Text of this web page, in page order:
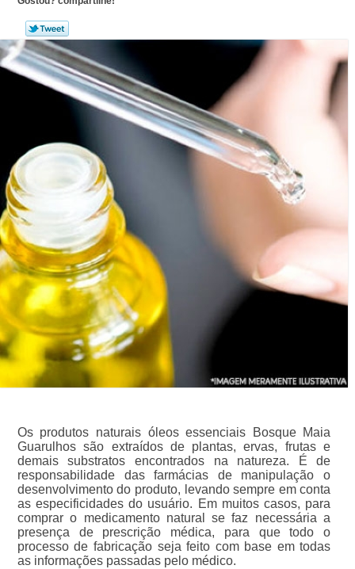
Os produtos naturais óleos essenciais Bosque Maia
Guarulhos são extraídos de plantas, ervas, frutas e
demais substratos encontrados na natureza. É de
responsabilidade das farmácias de manipulação o
desenvolvimento do produto, levando sempre em conta
as especificidades do usuário. Em muitos casos, para
comprar o medicamento natural se faz necessária a
presença de prescrição médica, para que todo o
processo de fabricação seja feito com base em todas
as informações passadas pelo médico.